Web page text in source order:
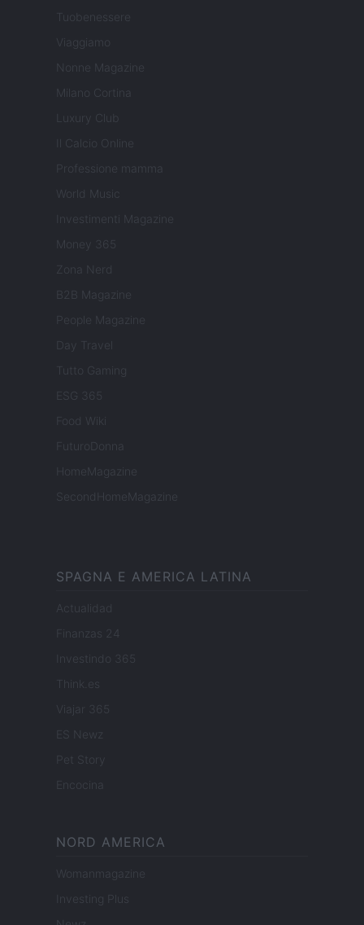
Tuobenessere
Viaggiamo
Nonne Magazine
Milano Cortina
Luxury Club
Il Calcio Online
Professione mamma
World Music
Investimenti Magazine
Money 365
Zona Nerd
B2B Magazine
People Magazine
Day Travel
Tutto Gaming
ESG 365
Food Wiki
FuturoDonna
HomeMagazine
SecondHomeMagazine
SPAGNA E AMERICA LATINA
Actualidad
Finanzas 24
Investindo 365
Think.es
Viajar 365
ES Newz
Pet Story
Encocina
NORD AMERICA
Womanmagazine
Investing Plus